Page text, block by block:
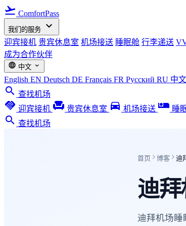
flight_takeoff ComfortPass
我们的服务 expand_more
迎宾接机 贵宾休息室 机场接送 睡眠舱 行李递送
成为合作伙伴
language 中文 expand_more
English EN Deutsch DE Français FR Русский RU 中文
search 查找机场
handshake 迎宾接机 chair 贵宾休息室 directions_car 机场接送 airline_seat_individual_suite 睡
search 查找机场
首页 博客 迪
迪
迪拜机场睡